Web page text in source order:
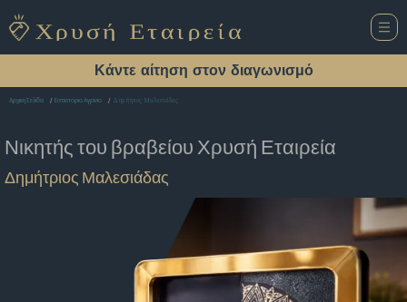
Κάντε αίτηση στον διαγωνισμό
Αρχική Σελίδα Εστιατόριο Αγρίνιο Δημήτριος Μαλεσιάδας
Νικητής του βραβείου Χρυσή Εταιρεία
Δημήτριος Μαλεσιάδας